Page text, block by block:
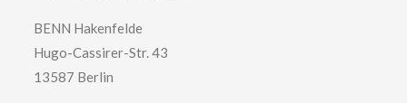
BENN Hakenfelde
Hugo-Cassirer-Str. 43
13587 Berlin